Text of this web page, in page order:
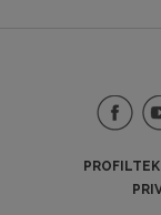
PROFILTEK